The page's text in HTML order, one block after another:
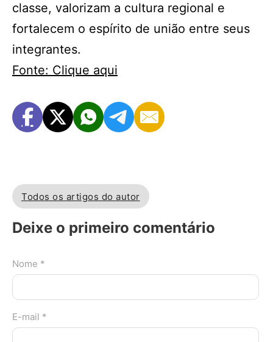
classe, valorizam a cultura regional e
fortalecem o espírito de união entre seus
integrantes.
Fonte: Clique aqui
Todos os artigos do autor
Deixe o primeiro comentário
Nome *
E-mail *